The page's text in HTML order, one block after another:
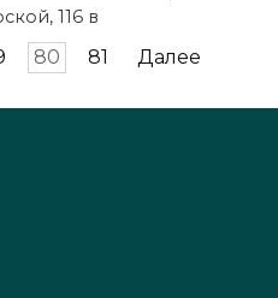
116 в
80 81 Далее